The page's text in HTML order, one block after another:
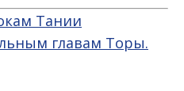
Тании
главам Торы.